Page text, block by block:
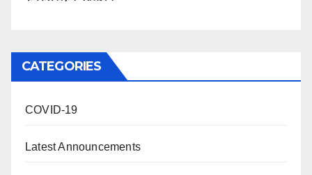
CATEGORIES
COVID-19
Latest Announcements